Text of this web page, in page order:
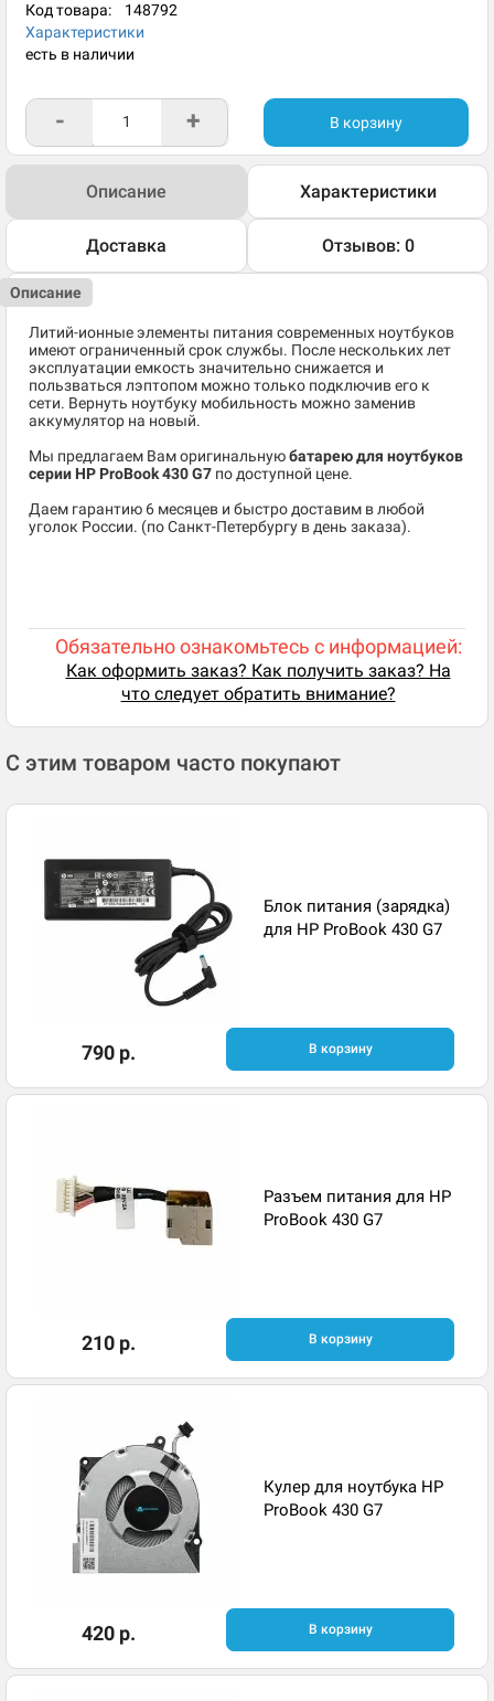
Код товара: 148792
Характеристики
есть в наличии
- + В корзину
Описание Характеристики
Доставка Отзывов: 0
Описание
Литий-ионные элементы питания современных ноутбуков
имеют ограниченный срок службы. После нескольких лет
эксплуатации емкость значительно снижается и
пользваться лэптопом можно только подключив его к
сети. Вернуть ноутбуку мобильность можно заменив
аккумулятор на новый.
Мы предлагаем Вам оригинальнуюбатарею для ноутбуков
серии HP ProBook 430 G7 по доступной цене.
Даем гарантию 6 месяцев и быстро доставим в любой
уголок России. (по Санкт-Петербургу в день заказа).
Обязательно ознакомьтесь с информацией:
Как оформить заказ? Как получить заказ? На
что следует обратить внимание?
С этим товаром часто покупают
Блок питания (зарядка)
для HP ProBook 430 G7
790 р. В корзину
Разъем питания для HP
ProBook 430 G7
210 р. В корзину
Кулер для ноутбука HP
ProBook 430 G7
420 р. В корзину